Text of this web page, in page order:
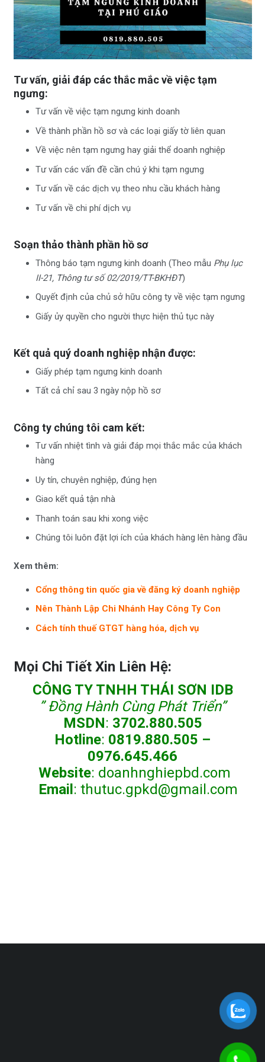
Tư vấn, giải đáp các thắc mắc về việc tạm
ngưng:
Tư vấn về việc tạm ngưng kinh doanh
Về thành phần hồ sơ và các loại giấy tờ liên quan
Về việc nên tạm ngưng hay giải thể doanh nghiệp
Tư vấn các vấn đề cần chú ý khi tạm ngưng
Tư vấn về các dịch vụ theo nhu cầu khách hàng
Tư vấn về chi phí dịch vụ
Soạn thảo thành phần hồ sơ
Thông báo tạm ngưng kinh doanh (Theo mẫu Phụ lục
II-21, Thông tư số 02/2019/TT-BKHĐT)
Quyết định của chủ sở hữu công ty về việc tạm ngưng
Giấy ủy quyền cho người thực hiện thủ tục này
Kết quả quý doanh nghiệp nhận được:
Giấy phép tạm ngưng kinh doanh
Tất cả chỉ sau 3 ngày nộp hồ sơ
Công ty chúng tôi cam kết:
Tư vấn nhiệt tình và giải đáp mọi thắc mắc của khách
hàng
Uy tín, chuyên nghiệp, đúng hẹn
Giao kết quả tận nhà
Thanh toán sau khi xong việc
Chúng tôi luôn đặt lợi ích của khách hàng lên hàng đầu
Xem thêm:
Cổng thông tin quốc gia về đăng ký doanh nghiệp
Nên Thành Lập Chi Nhánh Hay Công Ty Con
Cách tính thuế GTGT hàng hóa, dịch vụ
Mọi Chi Tiết Xin Liên Hệ:
CÔNG TY TNHH THÁI SƠN IDB
” Đồng Hành Cùng Phát Triển”
MSDN: 3702.880.505
Hotline: 0819.880.505 –
0976.645.466
Website: doanhnghiepbd.com
Email : thutuc.gpkd@gmail.com